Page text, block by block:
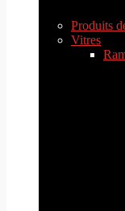
Produits
Vitres